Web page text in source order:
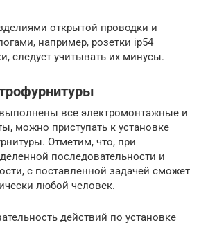
открытой проводки и
например, розетки ip54
следует учитывать их минусы.
выполнены все электромонтажные и
можно приступать к установке
Отметим, что, при
последовательности и
с поставленной задачей сможет
любой человек.
действий по установке